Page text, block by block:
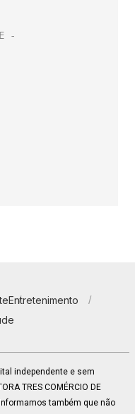
Entretenimento
independente e sem
TRES COMÉRCIO DE
Informamos também que não